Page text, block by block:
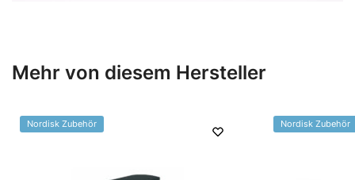
Mehr von diesem Hersteller
Nordisk Zubehör Nordisk Zubehör